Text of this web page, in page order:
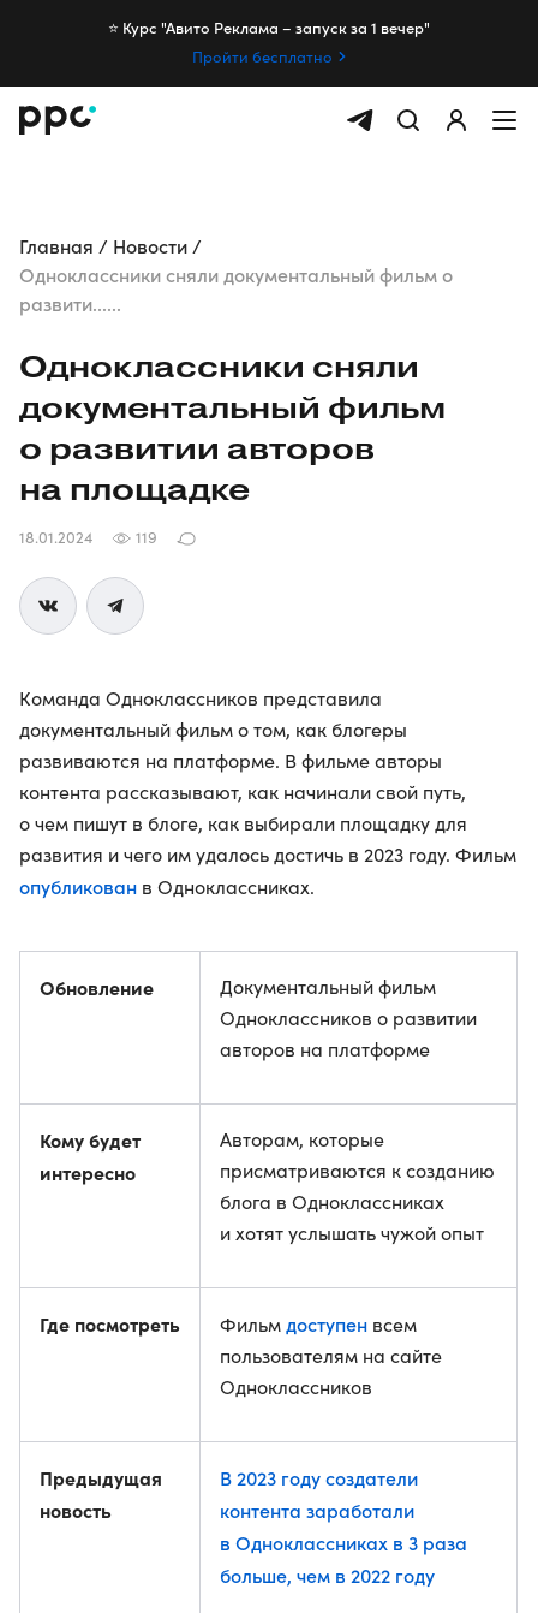
⭐️ Курс "Авито Реклама – запуск за 1 вечер"
Пройти бесплатно
Главная
Новости
Одноклассники сняли документальный фильм о
развити......
Одноклассники сняли
документальный фильм
о развитии авторов
на площадке
18.01.2024 119
Команда Одноклассников представила
документальный фильм о том, как блогеры
развиваются на платформе. В фильме авторы
контента рассказывают, как начинали свой путь,
о чем пишут в блоге, как выбирали площадку для
развития и чего им удалось достичь в 2023 году. Фильм
опубликован в Одноклассниках.
Обновление
Документальный фильм
Одноклассников о развитии
авторов на платформе
Кому будет
интересно
Авторам, которые
присматриваются к созданию
блога в Одноклассниках
и хотят услышать чужой опыт
Где посмотреть Фильмдоступен всем
пользователям на сайте
Одноклассников
Предыдущая
новость
В 2023 году создатели
контента заработали
в Одноклассниках в 3 раза
больше, чем в 2022 году